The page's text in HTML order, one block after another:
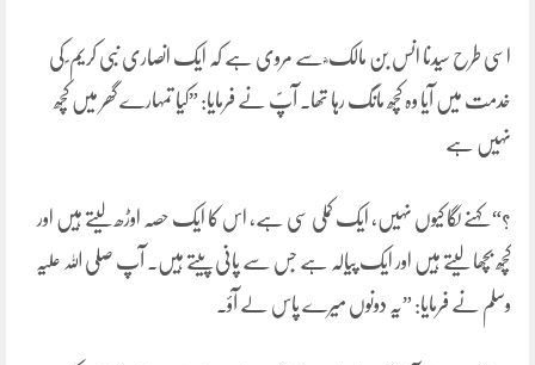
اسی طرح سیدنا انس بن مالک ؓ سے مروی ہے کہ ایک انصاری نبی کریم ؐ کی
خدمت میں آیا وہ کچھ مانگ رہا تھا۔ آپؐ نے فرمایا: ”کیا تمہارے گھر میں کچھ
نہیں ہے
؟“ کہنے لگا کیوں نہیں، ایک کملی سی ہے، اس کا ایک حصہ اوڑھ لیتے ہیں اور
کچھ بچھا لیتے ہیں اور ایک پیالہ ہے جس سے پانی پیتے ہیں۔ آپ صلی اللہ علیہ
وسلم نے فرمایا: ”یہ دونوں میرے پاس لے آؤ۔